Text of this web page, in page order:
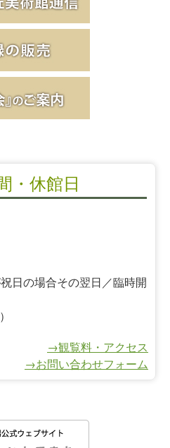
・休館日
日の場合その翌日／臨時開
→観覧料・アクセス
→お問い合わせフォーム